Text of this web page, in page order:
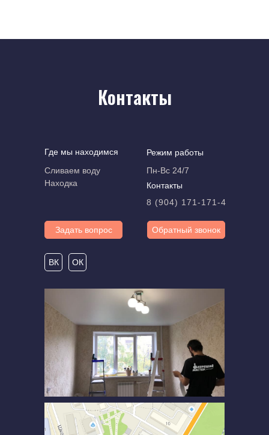
Контакты
Где мы находимся
Сливаем воду
Находка
Контакты
Режим работы
8 (904) 171-171-4
Пн-Вс 24/7
Задать вопрос Обратный звонок
ВК ОК